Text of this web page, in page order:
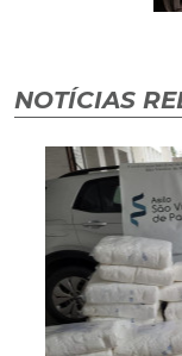
NOTÍCIAS